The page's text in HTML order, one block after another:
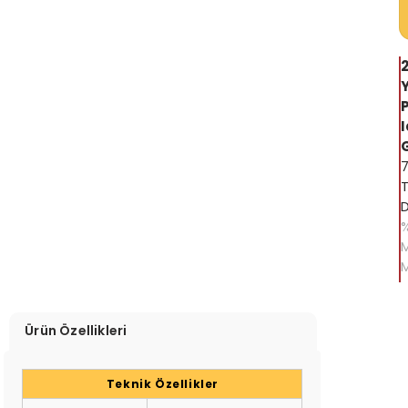
Ürün Özellikleri
Teknik Özellikler